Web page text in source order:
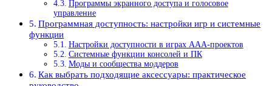
Программы экранного доступа и голосовое
управление
Программная доступность: настройки игр и системные
функции
Настройки доступности в играх AAA-проектов
Системные функции консолей и ПК
Моды и сообщества моддеров
Как выбрать подходящие аксессуары: практическое